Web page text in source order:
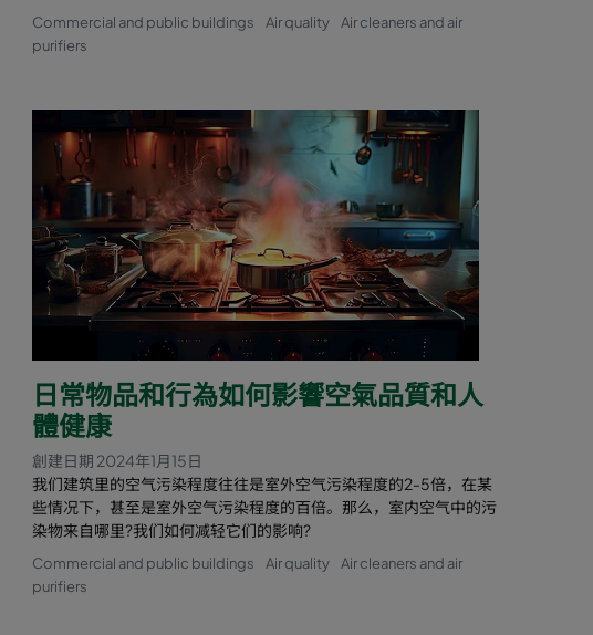
Commercial and public buildings Air quality
Air cleaners and air
purifiers
日常物品和行為如何影響空氣品質和人
體健康
創建日期 2024年1月15日
我们建筑里的空气污染程度往往是室外空气污染程度的2-5倍，在某
些情况下，甚至是室外空气污染程度的百倍。那么，室内空气中的污
染物来自哪里?我们如何减轻它们的影响?
Commercial and public buildings Air quality
Air cleaners and air
purifiers